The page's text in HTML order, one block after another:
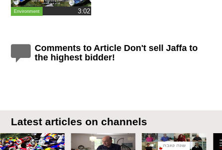
Environment ‎3:02
Comments to Article Don't sell Jaffa to
the highest bidder!
Latest articles on channels